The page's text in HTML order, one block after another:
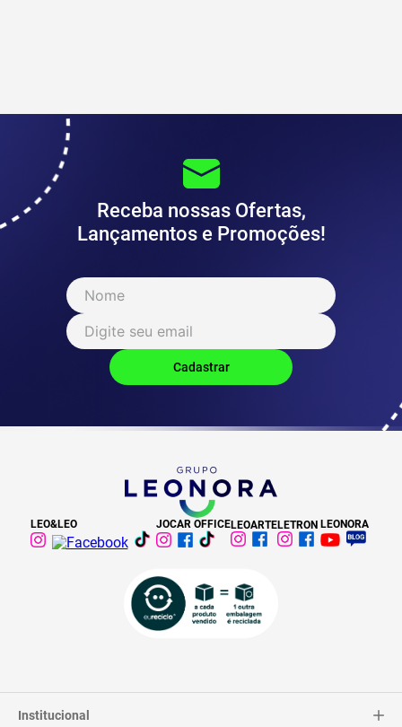
Receba nossas Ofertas,
Lançamentos e Promoções!
LEO&LEO JOCAR OFFICELEOARTELETRON LEONORA
Institucional